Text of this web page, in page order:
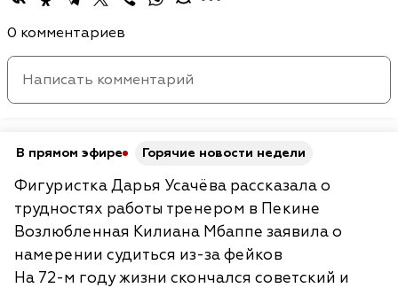
0 комментариев
В прямом эфире Горячие новости недели
Фигуристка Дарья Усачёва рассказала о
трудностях работы тренером в Пекине
Возлюбленная Килиана Мбаппе заявила о
намерении судиться из-за фейков
На 72-м году жизни скончался советский и